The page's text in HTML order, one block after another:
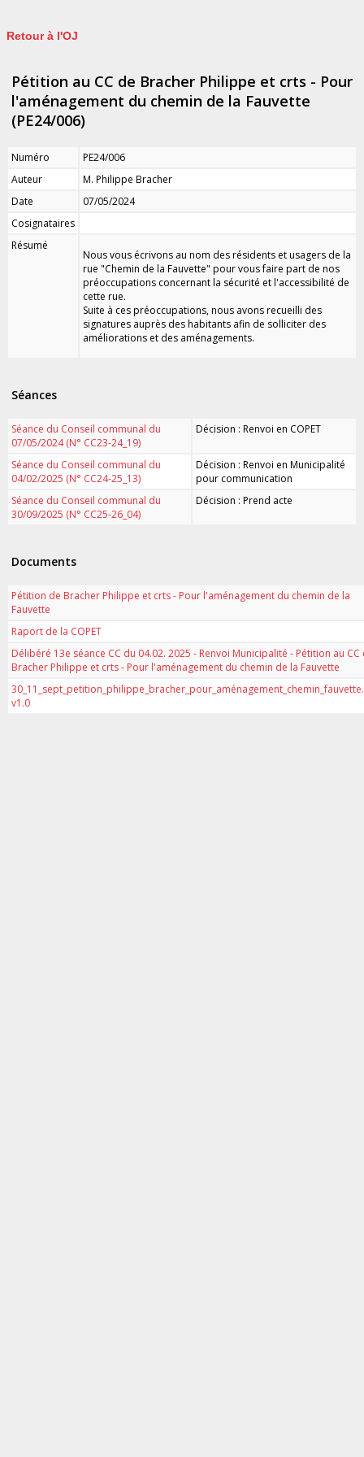
Retour à l'OJ
Pétition au CC de Bracher Philippe et crts - Pour
l'aménagement du chemin de la Fauvette
(PE24/006)
Numéro
PE24/006
Auteur
M. Philippe Bracher
Date
07/05/2024
Cosignataires
Résumé
Nous vous écrivons au nom des résidents et usagers de la
rue "Chemin de la Fauvette" pour vous faire part de nos
préoccupations concernant la sécurité et l'accessibilité de
cette rue.
Suite à ces préoccupations, nous avons recueilli des
signatures auprès des habitants afin de solliciter des
améliorations et des aménagements.
Séances
Séance du Conseil communal du
07/05/2024 (N° CC23-24_19)
Décision : Renvoi en COPET
Séance du Conseil communal du
04/02/2025 (N° CC24-25_13)
Décision : Renvoi en Municipalité
pour communication
Séance du Conseil communal du
30/09/2025 (N° CC25-26_04)
Décision : Prend acte
Documents
Pétition de Bracher Philippe et crts - Pour l'aménagement du chemin de la
Fauvette
Raport de la COPET
Délibéré 13e séance CC du 04.02. 2025 - Renvoi Municipalité - Pétition au CC
Bracher Philippe et crts - Pour l'aménagement du chemin de la Fauvette
v1.0